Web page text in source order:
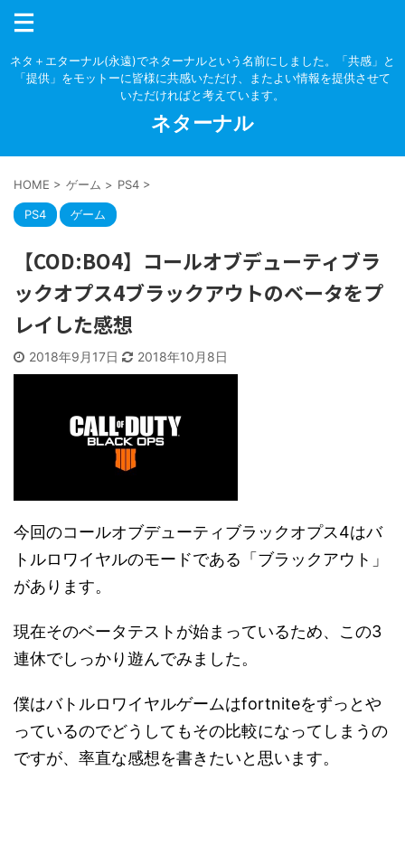
ネタ＋エターナル(永遠)でネターナルという名前にしました。「共感」と
「提供」をモットーに皆様に共感いただけ、またよい情報を提供させて
いただければと考えています。
ネターナル
HOME > ゲーム > PS4 >
PS4 ゲーム
【COD:BO4】コールオブデューティブラ
ックオプス4ブラックアウトのベータをプ
レイした感想
2018年9月17日 2018年10月8日
今回のコールオブデューティブラックオプス4はバ
トルロワイヤルのモードである「ブラックアウト」
があります。
現在そのベータテストが始まっているため、この3
連休でしっかり遊んでみました。
僕はバトルロワイヤルゲームはfortniteをずっとや
っているのでどうしてもその比較になってしまうの
ですが、率直な感想を書きたいと思います。